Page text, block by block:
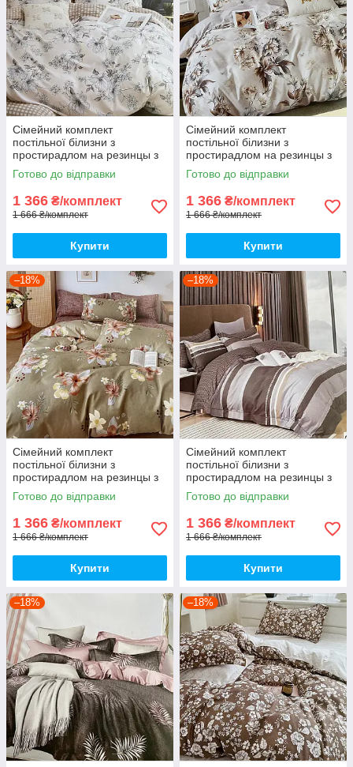
Сімейний комплект
постільної білизни з
простирадлом на резинцы з
фланелі, дві підковдри
Готово до відправки
1 366 ₴/комплект
1 666 ₴/комплект
Купити
Сімейний комплект
постільної білизни з
простирадлом на резинцы з
фланелі з двома підковдрами
Готово до відправки
1 366 ₴/комплект
1 666 ₴/комплект
Купити
–18%
Сімейний комплект
постільної білизни з
простирадлом на резинцы з
фланелі, дві підковдри
Готово до відправки
1 366 ₴/комплект
1 666 ₴/комплект
Купити
–18%
Сімейний комплект
постільної білизни з
простирадлом на резинцы з
фланелі, дві підковдри
Готово до відправки
1 366 ₴/комплект
1 666 ₴/комплект
Купити
–18% –18%